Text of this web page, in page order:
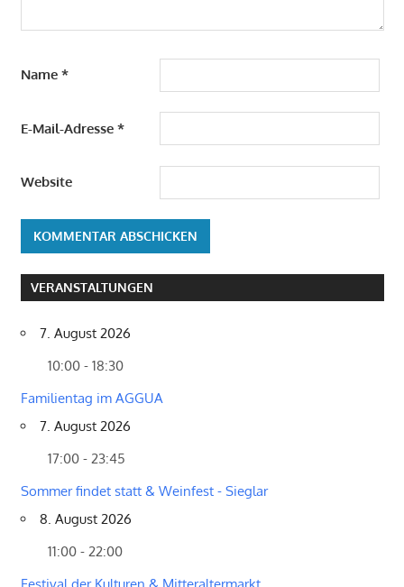
Name *
E-Mail-Adresse *
Website
VERANSTALTUNGEN
7. August 2026
10:00 - 18:30
Familientag im AGGUA
7. August 2026
17:00 - 23:45
Sommer findet statt & Weinfest - Sieglar
8. August 2026
11:00 - 22:00
Festival der Kulturen & Mitteraltermarkt